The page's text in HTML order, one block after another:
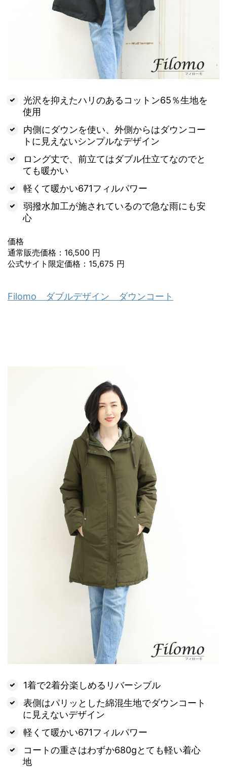
光沢を抑えたハリのあるコットン65％生地を
使用
内側にダウンを使い、外側からはダウンコー
トに見えないシンプルなデザイン
ロング丈で、前立てはダブル仕立てなのでと
ても暖かい
軽くて暖かい671フィルパワー
弱撥水加工が施されているので急な雨にも安
心
価格
通常販売価格：16,500 円
公式サイト限定価格：15,675 円
Filomo ダブルデザイン ダウンコート
1着で2着分楽しめるリバーシブル
表側はパリッとした綿混生地でダウンコート
に見えないデザイン
軽くて暖かい671フィルパワー
コートの重さはわずか680gとても軽い着心
地